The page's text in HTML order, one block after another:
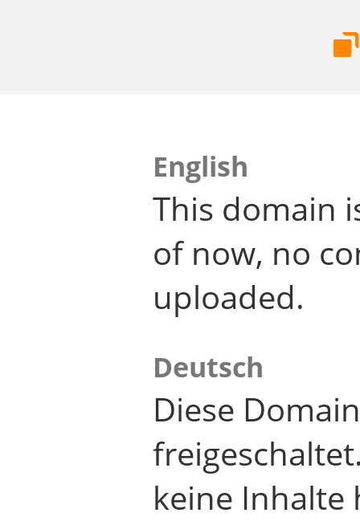
English
This domain
of now, no
uploaded.
Deutsch
Diese
keine Inhalte